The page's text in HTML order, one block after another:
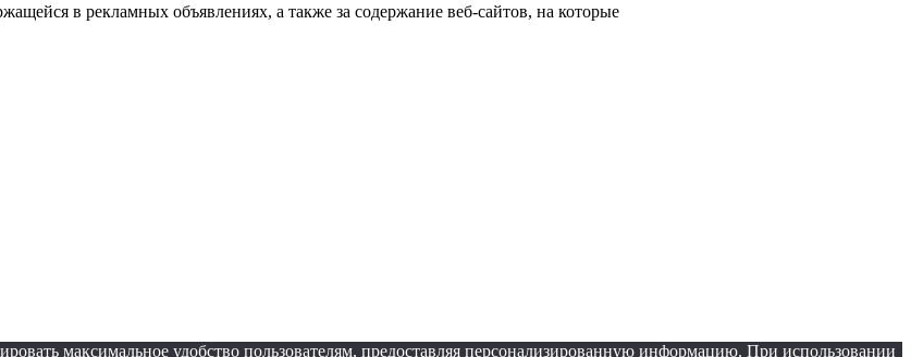
в рекламных объявлениях, а также за содержание веб-сайтов, на которые
максимальное удобство пользователям, предоставляя персонализированную информацию. При использовании